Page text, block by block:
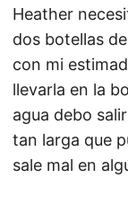
Heather
dos botellas
con mi
llevarla en la
agua debo
tan larga que
sale mal en